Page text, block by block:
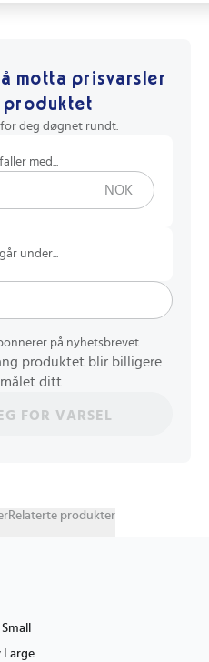
motta prisvarsler
deg døgnet rundt.
med...
NOK
under...
på nyhetsbrevet
produktet blir billigere
ditt.
FOR VARSEL
Relaterte produkter
Large